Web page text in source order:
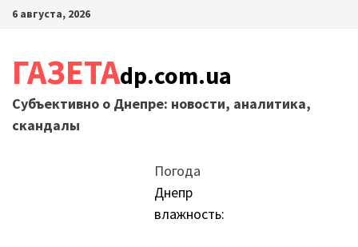
Перейти
6 августа, 2026
ГАЗЕТАdp.com.ua
Субъективно о Днепре: новости, аналитика,
скандалы
Погода
Днепр
влажность: